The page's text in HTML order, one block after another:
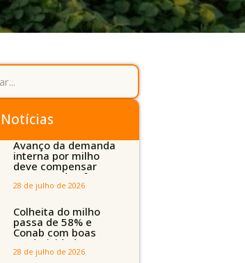
Avanço da demanda
interna por milho
deve compensar
aumento da oferta
com safra recorde
aponta Imea
28 de julho de 2026
Colheita do milho
passa de 58% e
Conab com boas
produtividades em
Mato Grosso, mas
28 de julho de 2026